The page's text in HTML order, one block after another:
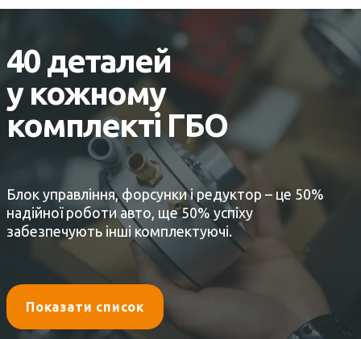
40 деталей
у кожному
комплекті ГБО
Блок управління, форсунки і редуктор – це 50%
надійної роботи авто, ще 50% успіху
забезпечують інші комплектуючі.
Показати список